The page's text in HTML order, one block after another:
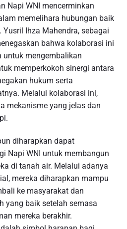
Napi WNI mencerminkan
memelihara hubungan baik
Ihza Mahendra, sebagai
bahwa kolaborasi ini
untuk mengembalikan
memperkokoh sinergi antara
hukum serta
Melalui kolaborasi ini,
mekanisme yang jelas dan
diharapkan dapat
Napi WNI untuk membangun
di tanah air. Melalui adanya
mereka diharapkan mampu
ke masyarakat dan
yang baik setelah semasa
mereka berakhir.